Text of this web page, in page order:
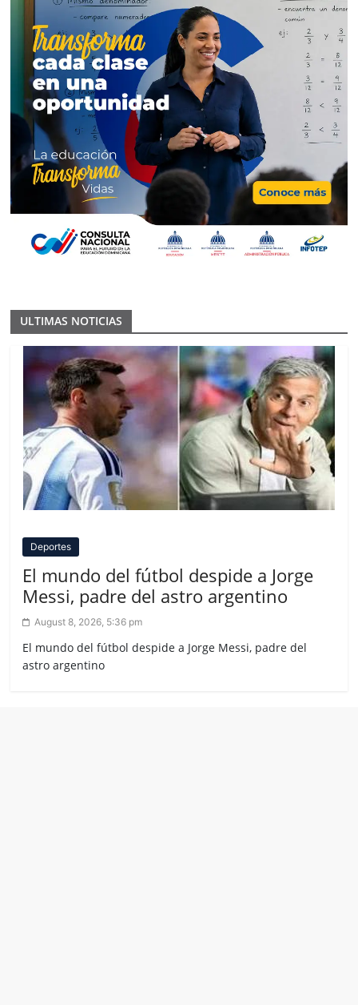
ULTIMAS NOTICIAS
Deportes
El mundo del fútbol despide a Jorge
Messi, padre del astro argentino
August 8, 2026, 5:36 pm
El mundo del fútbol despide a Jorge Messi, padre del
astro argentino